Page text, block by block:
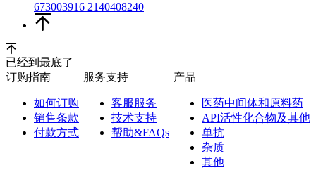
673003916 2140408240
已经到最底了
订购指南
如何订购
销售条款
付款方式
服务支持
客服服务
技术支持
帮助&FAQs
产品
医药中间体和原料药
API活性化合物及其他
单抗
杂质
其他